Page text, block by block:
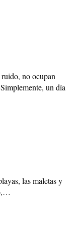
no ocupan
un día
las maletas y